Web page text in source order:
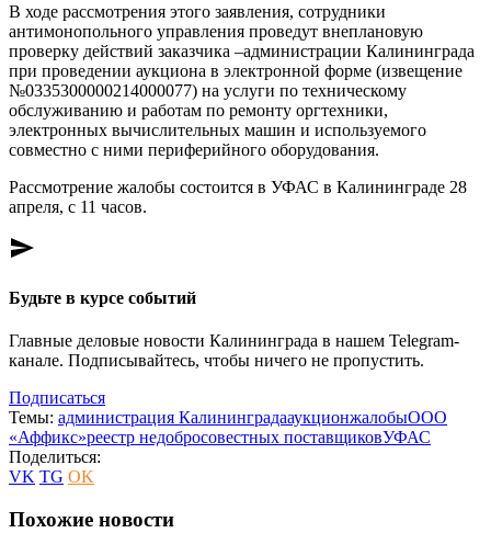
В ходе рассмотрения этого заявления, сотрудники
антимонопольного управления проведут внеплановую
проверку действий заказчика –администрации Калининграда
при проведении аукциона в электронной форме (извещение
№0335300000214000077) на услуги по техническому
обслуживанию и работам по ремонту оргтехники,
электронных вычислительных машин и используемого
совместно с ними периферийного оборудования.
Рассмотрение жалобы состоится в УФАС в Калининграде 28
апреля, с 11 часов.
send
Будьте в курсе событий
Главные деловые новости Калининграда в нашем Telegram-
канале. Подписывайтесь, чтобы ничего не пропустить.
Подписаться
Темы: администрация КалининградааукционжалобыООО
«Аффикс»реестр недобросовестных поставщиковУФАС
Поделиться:
VK TG OK
Похожие новости